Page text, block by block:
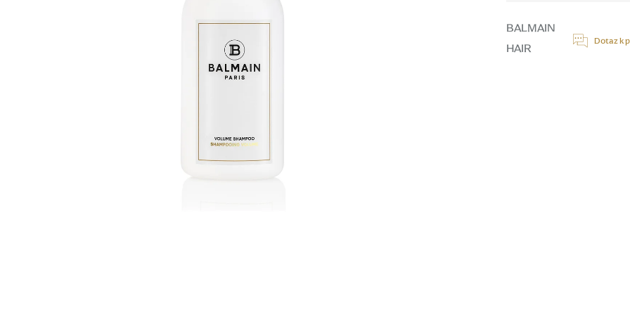
BALMAIN
HAIR
Dotaz k